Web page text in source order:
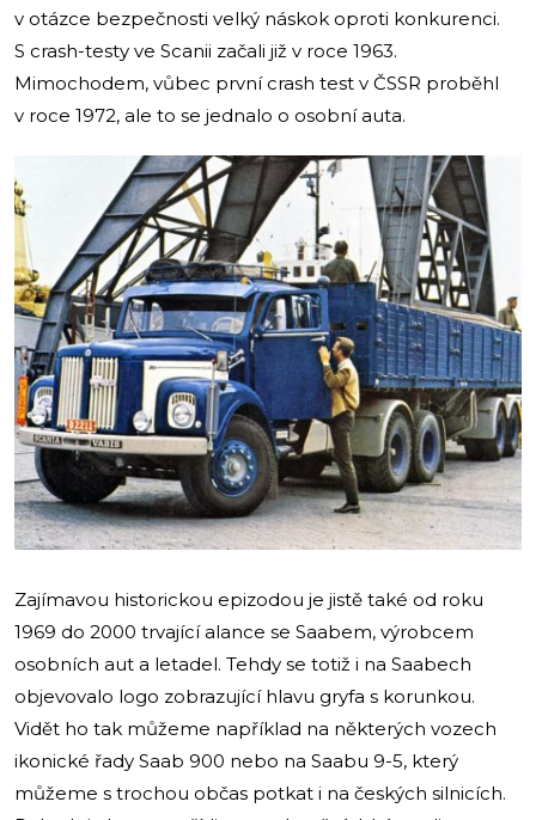
v otázce bezpečnosti velký náskok oproti konkurenci.
S crash-testy ve Scanii začali již v roce 1963.
Mimochodem, vůbec první crash test v ČSSR proběhl
v roce 1972, ale to se jednalo o osobní auta.
Zajímavou historickou epizodou je jistě také od roku
1969 do 2000 trvající alance se Saabem, výrobcem
osobních aut a letadel. Tehdy se totiž i na Saabech
objevovalo logo zobrazující hlavu gryfa s korunkou.
Vidět ho tak můžeme například na některých vozech
ikonické řady Saab 900 nebo na Saabu 9-5, který
můžeme s trochou občas potkat i na českých silnicích.